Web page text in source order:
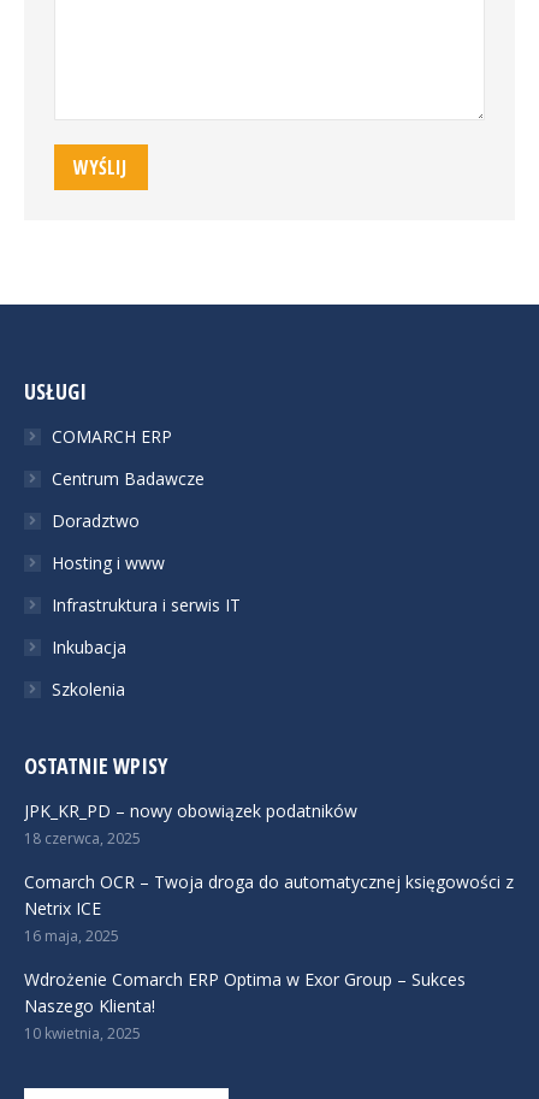
WYŚLIJ
USŁUGI
COMARCH ERP
Centrum Badawcze
Doradztwo
Hosting i www
Infrastruktura i serwis IT
Inkubacja
Szkolenia
OSTATNIE WPISY
JPK_KR_PD – nowy obowiązek podatników
18 czerwca, 2025
Comarch OCR – Twoja droga do automatycznej księgowości z
Netrix ICE
16 maja, 2025
Wdrożenie Comarch ERP Optima w Exor Group – Sukces
Naszego Klienta!
10 kwietnia, 2025